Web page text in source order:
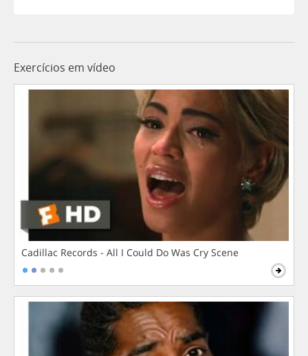
Exercícios em vídeo
Cadillac Records - All I Could Do Was Cry Scene